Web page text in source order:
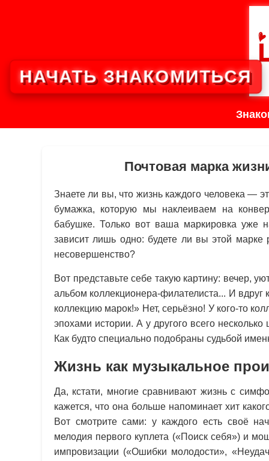
Почтовая марка
Знаете ли вы, что жизнь каждого человека —
бумажка, которую мы наклеиваем на
бабушке. Только вот ваша маркировка уже
зависит лишь одно: будете ли вы этой марке
несовершенство?
Вот представьте себе такую картину: вечер,
альбом коллекционера-филателиста... И
коллекцию марок!» Нет, серьёзно! У кого-то
эпохами истории. А у другого всего
Как будто специально подобраны судьбой
Жизнь как музыкальное
Да, кстати, многие сравнивают жизнь с
кажется, что она больше напоминает хит
Вот смотрите сами: у каждого есть своё
мелодия первого куплета («Поиск себя») и
импровизации («Ошибки молодости»,
НАЧАТЬ ЗНАКОМИТЬСЯ